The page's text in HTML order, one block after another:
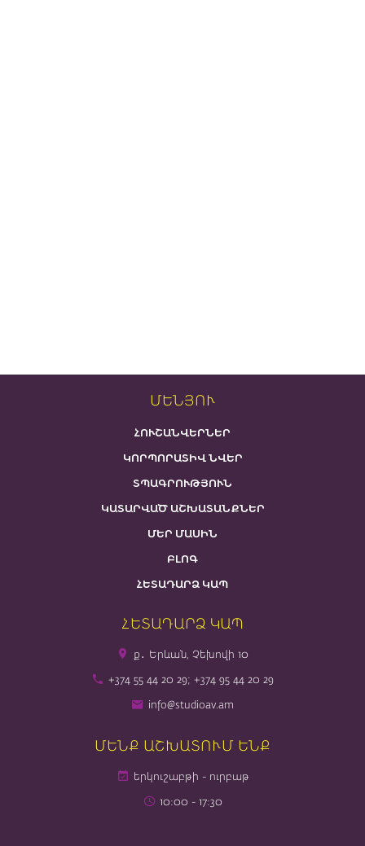
ՄԵՆՅՈՒ
ՀՈՒՇԱՆՎԵՐՆԵՐ
ԿՈՐՊՈՐԱՏԻՎ ՆՎԵՐ
ՏՊԱԳՐՈՒԹՅՈՒՆ
ԿԱՏԱՐՎԱԾ ԱՇԽԱՏԱՆՔՆԵՐ
ՄԵՐ ՄԱՍԻՆ
ԲԼՈԳ
ՀԵՏԱԴԱՐՁ ԿԱՊ
ՀԵՏԱԴԱՐՁ ԿԱՊ
ք․ Երևան, Չեխովի 10
+374 55 44 20 29; +374 95 44 20 29
info@studioav.am
ՄԵՆՔ ԱՇԽԱՏՈՒՄ ԵՆՔ
երկուշաբթի - ուրբաթ
10։00 - 17։30